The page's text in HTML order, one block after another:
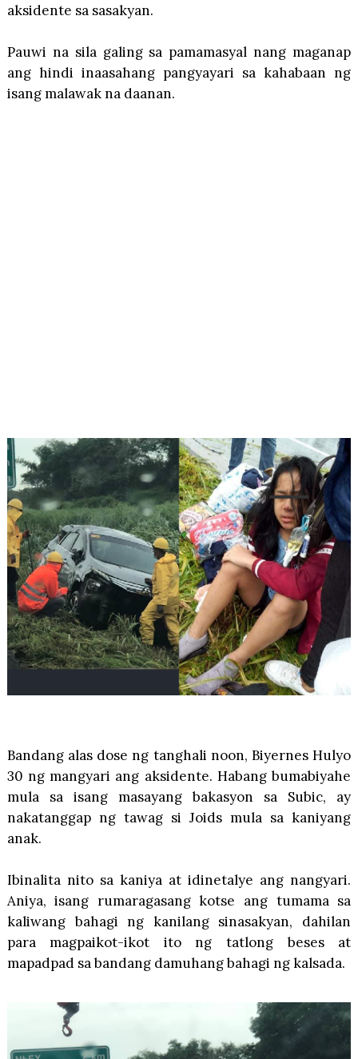
aksidente sa sasakyan.
Pauwi na sila galing sa pamamasyal nang maganap
ang hindi inaasahang pangyayari sa kahabaan ng
isang malawak na daanan.
Bandang alas dose ng tanghali noon, Biyernes Hulyo
30 ng mangyari ang aksidente. Habang bumabiyahe
mula sa isang masayang bakasyon sa Subic, ay
nakatanggap ng tawag si Joids mula sa kaniyang
anak.
Ibinalita nito sa kaniya at idinetalye ang nangyari.
Aniya, isang rumaragasang kotse ang tumama sa
kaliwang bahagi ng kanilang sinasakyan, dahilan
para magpaikot-ikot ito ng tatlong beses at
mapadpad sa bandang damuhang bahagi ng kalsada.